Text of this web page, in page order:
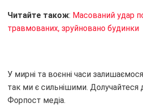
Читайте також: Масований удар
травмованих, зруйновано будинки
У мирні та воєнні часи
так ми є сильнішими. Долучайтеся
Форпост медіа.